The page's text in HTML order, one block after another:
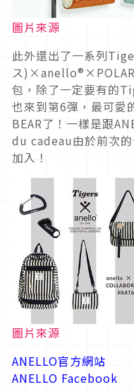
圖片來源
此外還出了一系列
ス)×anello®×POLAR
包，除了一定要有的
也來到第6彈，最可愛
BEAR了！一樣是跟
du cadeau由於前次
加入！
圖片來源
ANELLO官方網站
ANELLO Facebook